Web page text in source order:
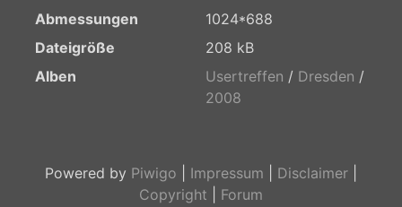
Abmessungen
1024*688
Dateigröße
208 kB
Alben
Usertreffen / Dresden /
2008
Powered by Piwigo Impressum Disclaimer
Copyright
Forum